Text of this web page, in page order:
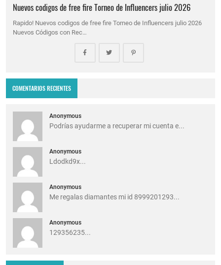
Nuevos codigos de free fire Torneo de Influencers julio 2026
Rapido! Nuevos codigos de free fire Torneo de Influencers julio 2026
Nuevos Códigos con Rec…
COMENTARIOS RECIENTES
Anonymous
Podrías ayudarme a recuperar mi cuenta e...
Anonymous
Ldodkd9x...
Anonymous
Me regalas diamantes mi id 8999201293...
Anonymous
129356235...